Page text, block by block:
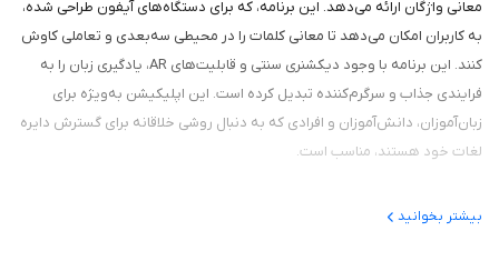
معانی واژگان ارائه می‌دهد. این برنامه، که برای دستگاه‌های آیفون طراحی شده،
به کاربران امکان می‌دهد تا معانی کلمات را در محیطی سه‌بعدی و تعاملی کاوش
کنند. این برنامه با وجود دیکشنری سنتی و قابلیت‌های AR، یادگیری زبان را به
فرایندی جذاب و سرگرم‌کننده تبدیل کرده است. این اپلیکیشن به‌ویژه برای
زبان‌آموزان، دانش‌آموزان و افرادی که به دنبال روشی خلاقانه برای گسترش دایره
لغات خود هستند، مناسب است.
بیشتر بخوانید